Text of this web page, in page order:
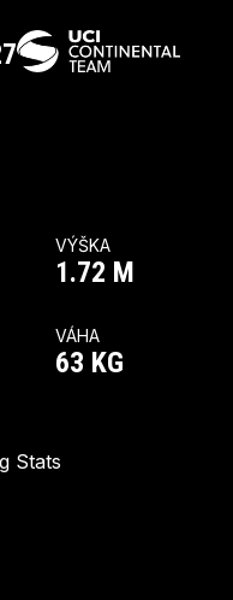
VÝŠKA
1.72 M
VÁHA
63 KG
Stats